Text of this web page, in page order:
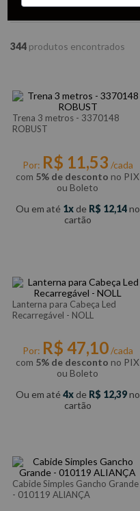
344
Trena 3 metros - 3370148
ROBUST
Por: R$ 11,53 /cada
com 5% de desconto no PIX
ou Boleto
Ou em até 1 de R$ 12,14no
cartão
Lanterna para Cabeça Led
Recarregável - NOLL
Por: R$ 47,10/cada
com 5% de desconto no PIX
ou Boleto
Ou em até 4 de R$ 12,39no
cartão
Cabide Simples Gancho Grande
- 010119 ALIANÇA